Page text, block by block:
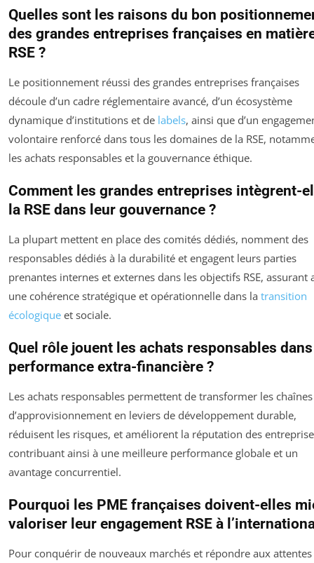
Quelles sont les raisons du bon
des grandes entreprises françaises en
RSE ?
Le positionnement réussi des grandes entreprises françaises
découle d’un cadre réglementaire avancé, d’un écosystème
dynamique d’institutions et de labels, ainsi que d’un
volontaire renforcé dans tous les domaines de la RSE,
les achats responsables et la gouvernance éthique.
Comment les grandes entreprises intègrent-
la RSE dans leur gouvernance ?
La plupart mettent en place des comités dédiés, nomment des
responsables dédiés à la durabilité et engagent leurs parties
prenantes internes et externes dans les objectifs RSE, assurant
une cohérence stratégique et opérationnelle dans la transition
écologique et sociale.
Quel rôle jouent les achats responsables
performance extra-financière ?
Les achats responsables permettent de transformer les chaînes
d’approvisionnement en leviers de développement durable,
réduisent les risques, et améliorent la réputation des
contribuant ainsi à une meilleure performance globale et un
avantage concurrentiel.
Pourquoi les PME françaises doivent-elles
valoriser leur engagement RSE à
Pour conquérir de nouveaux marchés et répondre aux attentes